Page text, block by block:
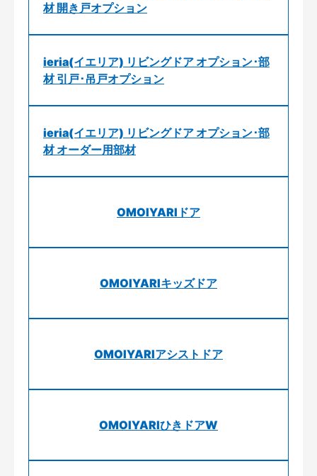
材 開き戸オプション
ieria(イエリア) リビングドア オプション･部
材 引戸･吊戸オプション
ieria(イエリア) リビングドア オプション･部
材 オーダー用部材
OMOIYARIドア
OMOIYARIキッズドア
OMOIYARIアシストドア
OMOIYARIひきドアW